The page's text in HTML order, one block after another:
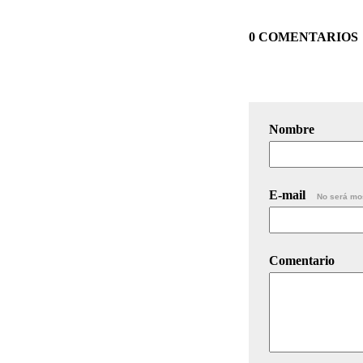
0 COMENTARIOS
Nombre
E-mail No será
Comentario